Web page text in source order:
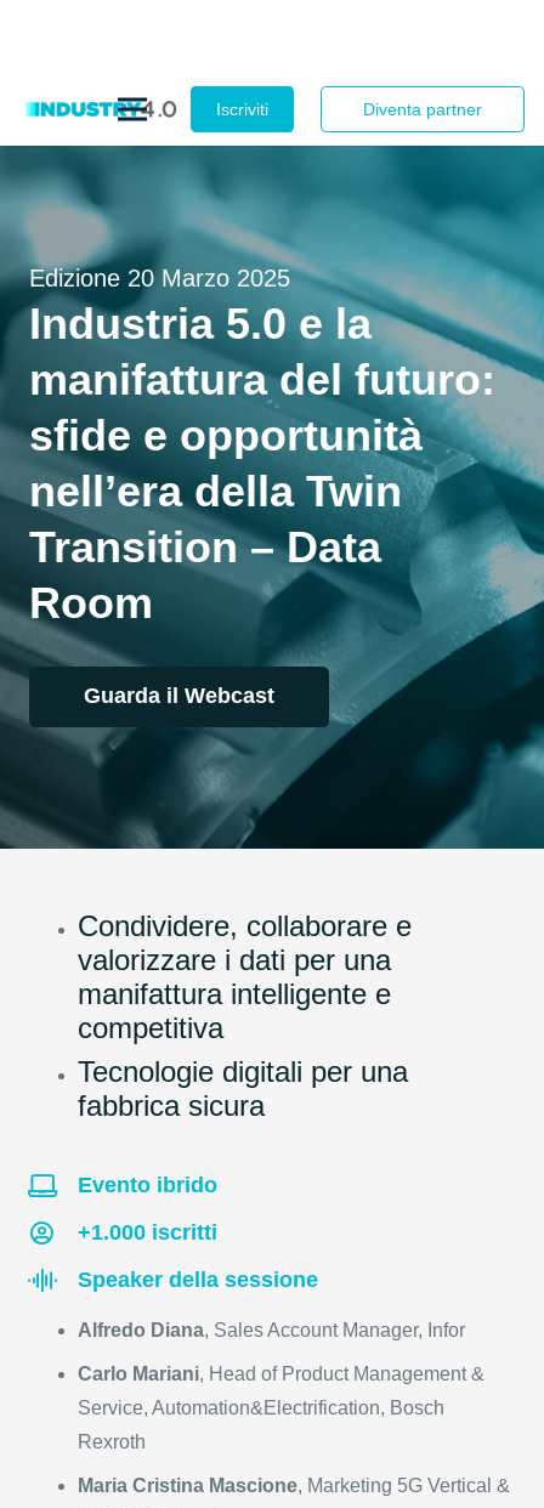
Iscriviti Diventa partner
Edizione 20 Marzo 2025
Industria 5.0 e la
manifattura del futuro:
sfide e opportunità
nell’era della Twin
Transition – Data
Room
Guarda il Webcast
Condividere, collaborare e
valorizzare i dati per una
manifattura intelligente e
competitiva
Tecnologie digitali per una
fabbrica sicura
Evento ibrido
+1.000 iscritti
Speaker della sessione
Alfredo Diana, Sales Account Manager, Infor
Carlo Mariani, Head of Product Management &
Service, Automation&Electrification, Bosch
Rexroth
Maria Cristina Mascione, Marketing 5G Vertical &